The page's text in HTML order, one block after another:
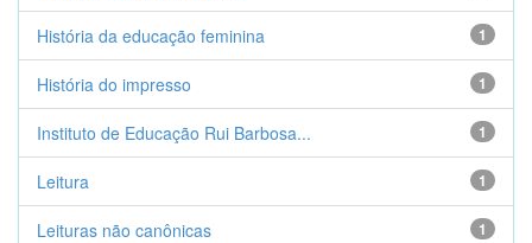
1
História da educação feminina
1
História do impresso
1
Instituto de Educação Rui Barbosa...
1
Leitura
1
Leituras não canônicas